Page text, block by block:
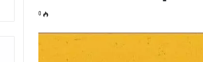
0